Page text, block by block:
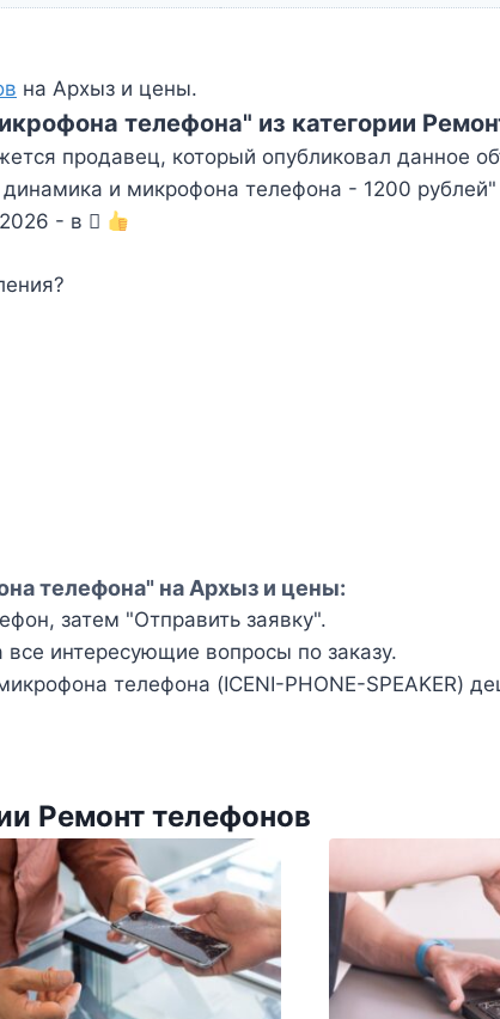
на Архыз и цены.
телефона" из категории
продавец, который опубликовал данное
и микрофона телефона - 1200
- в
телефона" на Архыз и цены:
затем "Отправить заявку".
интересующие вопросы по заказу.
телефона (ICENI-PHONE-SPEAKER)
Ремонт телефонов